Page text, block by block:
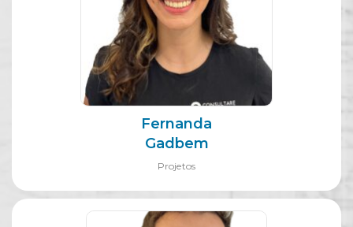
Fernanda
Gadbem
Projetos